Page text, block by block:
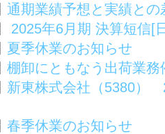
通期業績予想と実績と
2025年6月期 決算短信[
夏季休業のお知らせ
棚卸にともなう出荷業務
新東株式会社（5380
春季休業のお知らせ